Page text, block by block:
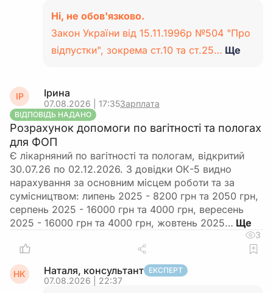
Ні, не обов'язково.
Закон України від 15.11.1996р №504 "Про
відпустки", зокрема ст.10 та ст.25… Ще
ІР Ірина
07.08.2026 | 17:35Зарплата
ВІДПОВІДЬ НАДАНО
Розрахунок допомоги по вагітності та пологах
для ФОП
Є лікарняний по вагітності та пологам, відкритий
30.07.26 по 02.12.2026. З довідки ОК-5 видно
нарахування за основним місцем роботи та за
сумісництвом: липень 2025 - 8200 грн та 2050 грн,
серпень 2025 - 16000 грн та 4000 грн, вересень
2025 - 16000 грн та 4000 грн, жовтень 2025…
3
НК Наталя, консультант ЕКСПЕРТ
07.08.2026 | 22:37